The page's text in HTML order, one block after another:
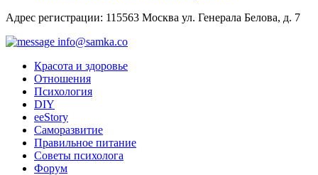
Адрес регистрации: 115563 Москва ул. Генерала Белова, д. 7
info@samka.co
Красота и здоровье
Отношения
Психология
DIY
ееStory
Саморазвитие
Правильное питание
Советы психолога
Форум